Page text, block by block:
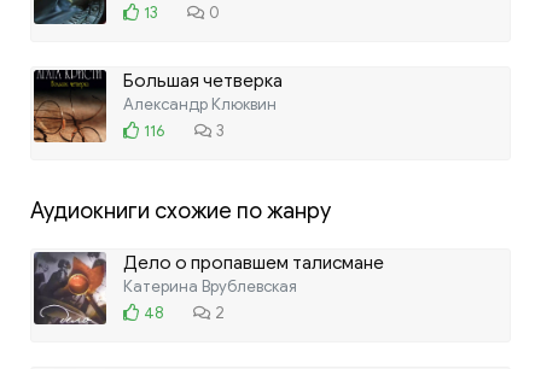
13
0
Большая четверка
Александр Клюквин
116
3
Аудиокниги схожие по жанру
Дело о пропавшем талисмане
Катерина Врублевская
48
2